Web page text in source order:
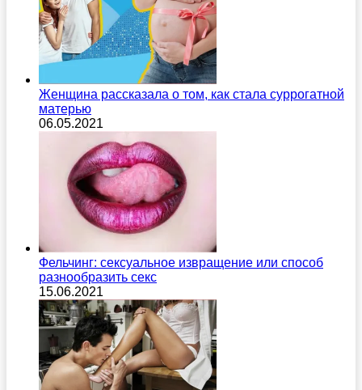
Женщина рассказала о том, как стала суррогатной
матерью
06.05.2021
Фельчинг: сексуальное извращение или способ
разнообразить секс
15.06.2021